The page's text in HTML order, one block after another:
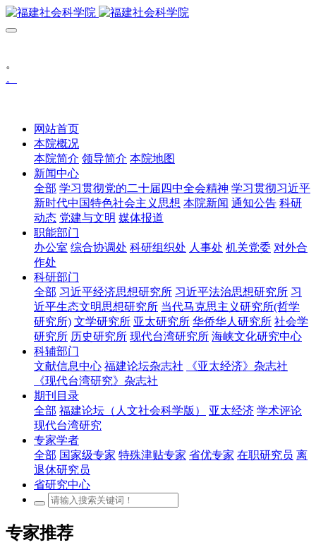
。
。
网站首页
本院概况
本院简介 领导简介 本院地图
新闻中心
全部 学习贯彻党的二十届四中全会精神 学习贯彻习近平
新时代中国特色社会主义思想 本院新闻 通知公告 科研
动态 党建与文明 媒体报道
职能部门
办公室 综合协调处 科研组织处 人事处 机关党委 对外合
作处
科研部门
全部 习近平经济思想研究所 习近平法治思想研究所 习
近平生态文明思想研究所 当代马克思主义研究所(哲学
研究所) 文学研究所 亚太研究所 华侨华人研究所 社会学
研究所 历史研究所 现代台湾研究所 海峡文化研究中心
科辅部门
文献信息中心 福建论坛杂志社
《亚太经济》杂志社
《现代台湾研究》杂志社
期刊目录
全部 福建论坛（人文社会科学版） 亚太经济 学术评论
现代台湾研究
专家学者
全部 国家级专家 特殊津贴专家 省优专家 在职研究员 离
退休研究员
省研究中心
专家推荐